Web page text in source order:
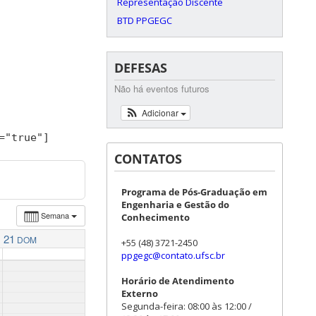
"true" ]
Semana
21 DOM
BTD PPGEGC
DEFESAS
Não há eventos futuros
Adicionar
CONTATOS
Programa de Pós-Graduação em
Engenharia e Gestão do
Conhecimento
+55 (48) 3721-2450
ppgegc@contato.ufsc.br
Horário de Atendimento
Externo
Segunda-feira: 08:00 às 12:00 /